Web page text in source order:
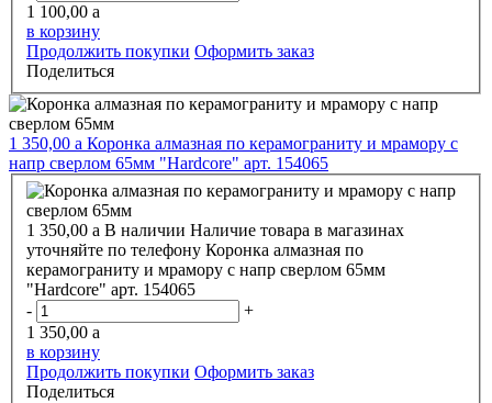
1 100,00 a
в корзину
Продолжить покупки Оформить заказ
Поделиться
1 350,00 a Коронка алмазная по керамограниту и мрамору с
напр сверлом 65мм "Hardcore" арт. 154065
1 350,00 a В наличии Наличие товара в магазинах
уточняйте по телефону Коронка алмазная по
керамограниту и мрамору с напр сверлом 65мм
"Hardcore" арт. 154065
-
+
1 350,00 a
в корзину
Продолжить покупки Оформить заказ
Поделиться